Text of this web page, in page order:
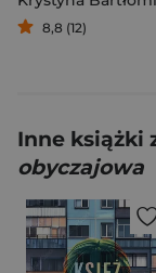
8,8 (12)
Inne książki
obyczajowa